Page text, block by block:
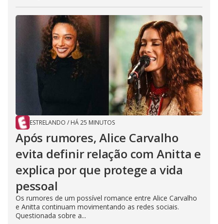
ESTRELANDO / HÁ 25 MINUTOS
Após rumores, Alice Carvalho
evita definir relação com Anitta e
explica por que protege a vida
pessoal
Os rumores de um possível romance entre Alice Carvalho
e Anitta continuam movimentando as redes sociais.
Questionada sobre a...